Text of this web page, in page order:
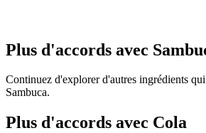
Plus d'accords avec
Continuez d'explorer d'autres ingrédients
Sambuca.
Plus d'accords avec Cola